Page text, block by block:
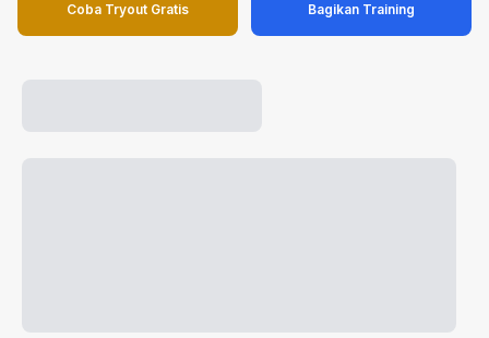
Coba Tryout Gratis Bagikan Training